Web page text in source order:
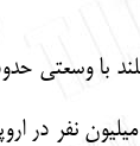
و جمعيتي نزديك به 16